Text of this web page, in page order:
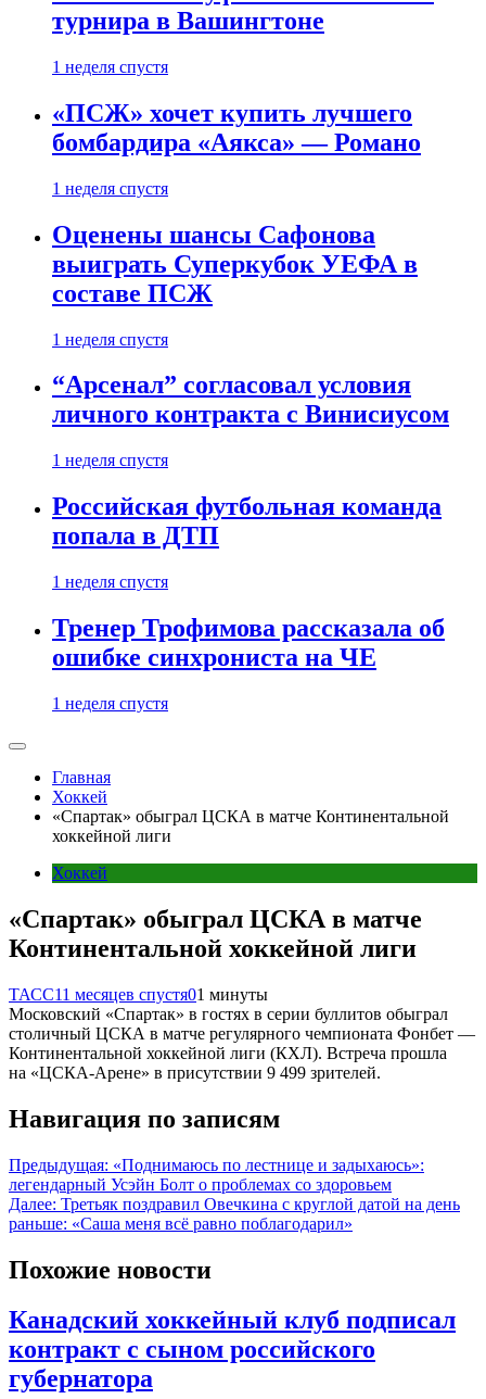
турнира в Вашингтоне
1 неделя спустя
«ПСЖ» хочет купить лучшего
бомбардира «Аякса» — Романо
1 неделя спустя
Оценены шансы Сафонова
выиграть Суперкубок УЕФА в
составе ПСЖ
1 неделя спустя
“Арсенал” согласовал условия
личного контракта с Винисиусом
1 неделя спустя
Российская футбольная команда
попала в ДТП
1 неделя спустя
Тренер Трофимова рассказала об
ошибке синхрониста на ЧЕ
1 неделя спустя
Главная
Хоккей
«Спартак» обыграл ЦСКА в матче Континентальной
хоккейной лиги
Хоккей
«Спартак» обыграл ЦСКА в матче
Континентальной хоккейной лиги
ТАСС11 месяцев спустя01 минуты
Московский «Спартак» в гостях в серии буллитов обыграл
столичный ЦСКА в матче регулярного чемпионата Фонбет —
Континентальной хоккейной лиги (КХЛ). Встреча прошла
на «ЦСКА-Арене» в присутствии 9 499 зрителей.
Навигация по записям
Предыдущая: «Поднимаюсь по лестнице и задыхаюсь»:
легендарный Усэйн Болт о проблемах со здоровьем
Далее: Третьяк поздравил Овечкина с круглой датой на день
раньше: «Саша меня всё равно поблагодарил»
Похожие новости
Канадский хоккейный клуб подписал
контракт с сыном российского
губернатора